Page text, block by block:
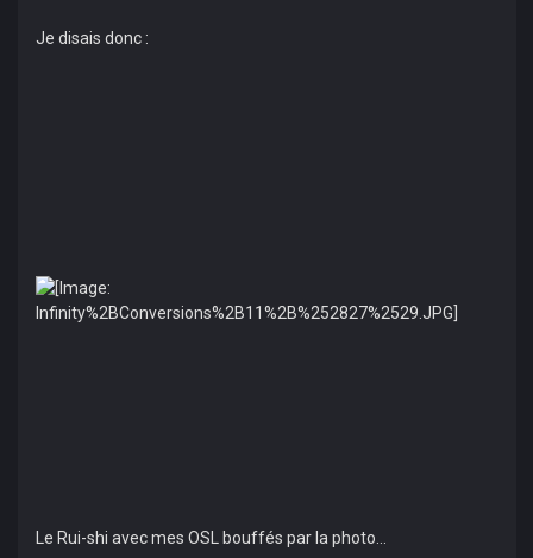
Je disais donc :
Le Rui-shi avec mes OSL bouffés par la photo...